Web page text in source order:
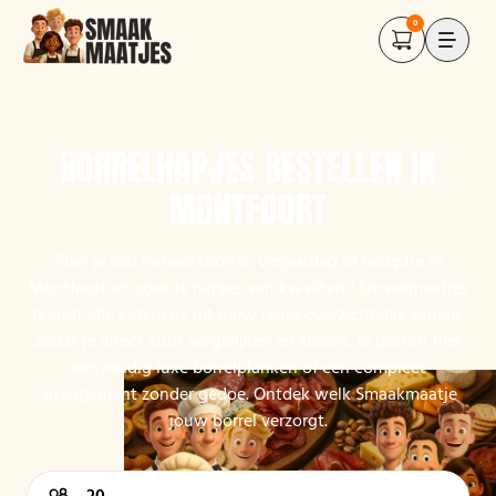
0
eenvoudig luxe borrelplanken of een compleet
arrangement zonder gedoe. Ontdek welk Smaakmaatje
jouw borrel verzorgt.